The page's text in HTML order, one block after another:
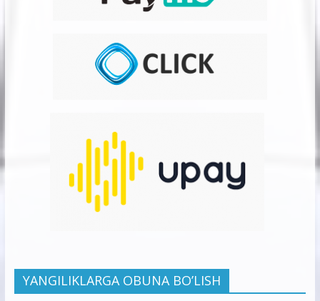
YANGILIKLARGA OBUNA BO’LISH